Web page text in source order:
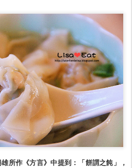
所作《方言》中提到：「餅謂之飩」，